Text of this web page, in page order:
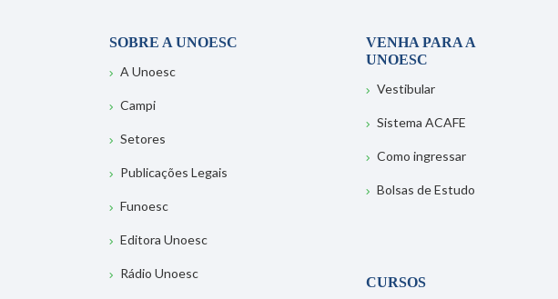
SOBRE A UNOESC
A Unoesc
Campi
Setores
Publicações Legais
Funoesc
Editora Unoesc
Rádio Unoesc
VENHA PARA A
UNOESC
Vestibular
Sistema ACAFE
Como ingressar
Bolsas de Estudo
CURSOS